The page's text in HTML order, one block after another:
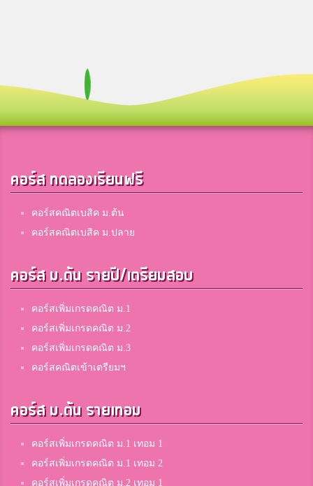
คอร์ส ทดลองเรียนฟรี
คอร์สคณิตเบสิค ม.ต้น
คอร์สคณิตเบสิค ม.ปลาย
คอร์ส ม.ต้น รายปี/เตรียมสอบ
คอร์สเพิ่มเกรดคณิต ม.1
คอร์สเพิ่มเกรดคณิต ม.2
คอร์สเพิ่มเกรดคณิต ม.3
คอร์สคณิตเข้าเตรียมฯ
คอร์ส ม.ต้น รายเทอม
คอร์สเพิ่มเกรดคณิต ม.1 เทอม 1
คอร์สเพิ่มเกรดคณิต ม.1 เทอม 2
คอร์สเพิ่มเกรดคณิต ม.2 เทอม 1